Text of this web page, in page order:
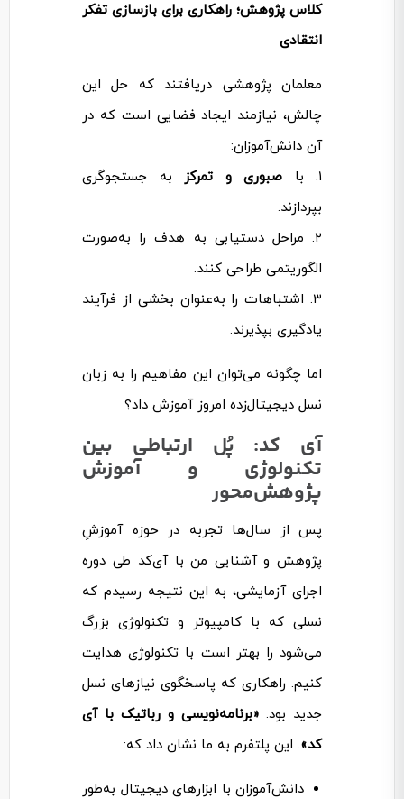
کلاس پژوهش؛ راهکاری برای بازسازی تفکر
انتقادی
معلمان پژوهشی دریافتند که حل این
چالش، نیازمند ایجاد فضایی است که در
آن دانش‌آموزان:
۱. با
صبوری و تمرکز
به جستجوگری
بپردازند.
۲. مراحل دستیابی به هدف را به‌صورت
الگوریتمی طراحی کنند.
۳. اشتباهات را به‌عنوان بخشی از فرآیند
یادگیری بپذیرند.
اما چگونه می‌توان این مفاهیم را به زبان
نسل دیجیتال‌زده امروز آموزش داد؟
آی کد: پُل ارتباطی بین
تکنولوژی و آموزش
پژوهش‌محور
پس از سال‌ها تجربه در حوزه آموزشِ
پژوهش و آشنایی من با آی‌کد طی دوره
اجرای آزمایشی، به این نتیجه رسیدم که
نسلی که با کامپیوتر و تکنولوژی بزرگ
می‌شود را بهتر است با تکنولوژی هدایت
کنیم. راهکاری که پاسخگوی نیازهای نسل
جدید بود. «برنامه‌نویسی و رباتیک با آی
کد». این پلتفرم به ما نشان داد که:
دانش‌آموزان با ابزارهای دیجیتال به‌طور